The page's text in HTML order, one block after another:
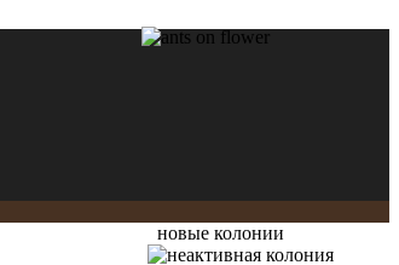
новые колонии